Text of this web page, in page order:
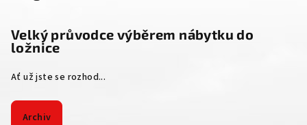
Velký průvodce výběrem nábytku do
ložnice
Ať už jste se rozhod...
Archiv